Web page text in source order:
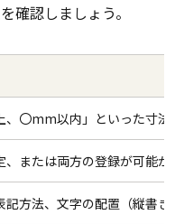
ャット
電話 / メール / チャット
確認しましょう。
、〇mm以内」といった寸法
または両方の登録が可能か
記方法、文字の配置（縦書き